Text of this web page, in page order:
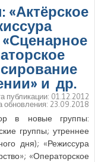
и др.
публикации: 01.12.2012
обновления: 23.09.2018
в новые группы:
группы; утреннее
дня); «Режиссура
«Операторское